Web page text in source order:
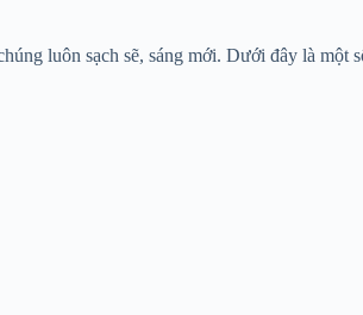
luôn sạch sẽ, sáng mới. Dưới đây là một